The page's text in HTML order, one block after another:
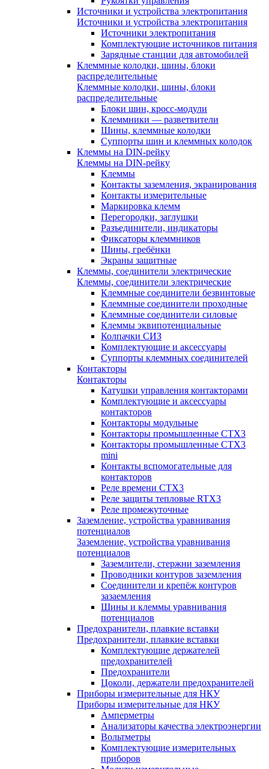
Источники и устройства электропитания
Источники и устройства электропитания
Источники электропитания
Комплектующие источников питания
Зарядные станции для автомобилей
Клеммные колодки, шины, блоки
распределительные
Клеммные колодки, шины, блоки
распределительные
Блоки шин, кросс-модули
Клеммники — разветвители
Шины, клеммные колодки
Суппорты шин и клеммных колодок
Клеммы на DIN-рейку
Клеммы на DIN-рейку
Клеммы
Контакты заземления, экранирования
Контакты измерительные
Маркировка клемм
Перегородки, заглушки
Разъединители, индикаторы
Фиксаторы клеммников
Шины, гребёнки
Экраны защитные
Клеммы, соединители электрические
Клеммы, соединители электрические
Клеммные соединители безвинтовые
Клеммные соединители проходные
Клеммные соединители силовые
Клеммы эквипотенциальные
Колпачки СИЗ
Комплектующие и аксессуары
Суппорты клеммных соединителей
Контакторы
Контакторы
Катушки управления контакторами
Комплектующие и аксессуары
контакторов
Контакторы модульные
Контакторы промышленные CTX3
Контакторы промышленные CTX3
mini
Контакты вспомогательные для
контакторов
Реле времени CTX3
Реле защиты тепловые RTX3
Реле промежуточные
Заземление, устройства уравнивания
потенциалов
Заземление, устройства уравнивания
потенциалов
Заземлители, стержни заземления
Проводники контуров заземления
Соединители и крепёж контуров
зазаемления
Шины и клеммы уравнивания
потенциалов
Предохранители, плавкие вставки
Предохранители, плавкие вставки
Комплектующие держателей
предохранителей
Предохранители
Цоколи, держатели предохранителей
Приборы измерительные для НКУ
Приборы измерительные для НКУ
Амперметры
Анализаторы качества электроэнергии
Вольтметры
Комплектующие измерительных
приборов